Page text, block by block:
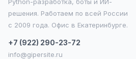
решения. Работаем по всей России
с 2009 года. Офис в Екатеринбурге.
+7 (922) 290-23-72
info@gipersite.ru